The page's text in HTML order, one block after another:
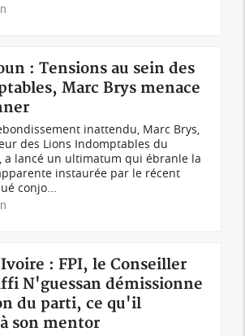
: Tensions au sein des
Marc Brys menace
inattendu, Marc Brys,
des Lions Indomptables du
a lancé un ultimatum qui ébranle la
instaurée par le récent
conjo...
: FPI, le Conseiller
N'guessan démissionne
du parti, ce qu'il
son mentor